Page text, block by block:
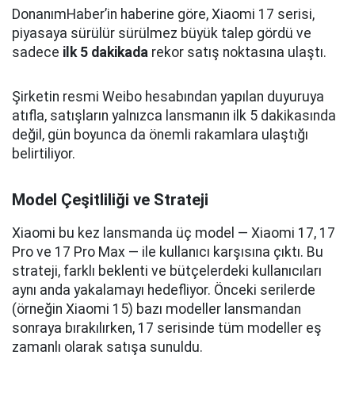
DonanımHaber’in haberine göre, Xiaomi 17 serisi,
piyasaya sürülür sürülmez büyük talep gördü ve
sadece ilk 5 dakikada rekor satış noktasına ulaştı.
Şirketin resmi Weibo hesabından yapılan duyuruya
atıfla, satışların yalnızca lansmanın ilk 5 dakikasında
değil, gün boyunca da önemli rakamlara ulaştığı
belirtiliyor.
Model Çeşitliliği ve Strateji
Xiaomi bu kez lansmanda üç model — Xiaomi 17, 17
Pro ve 17 Pro Max — ile kullanıcı karşısına çıktı. Bu
strateji, farklı beklenti ve bütçelerdeki kullanıcıları
aynı anda yakalamayı hedefliyor. Önceki serilerde
(örneğin Xiaomi 15) bazı modeller lansmandan
sonraya bırakılırken, 17 serisinde tüm modeller eş
zamanlı olarak satışa sunuldu.